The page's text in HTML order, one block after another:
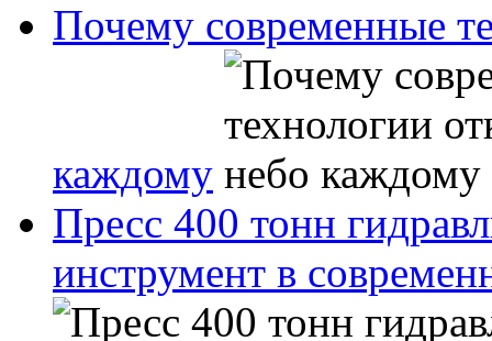
Почему современные
каждому
Пресс 400 тонн
инструмент в